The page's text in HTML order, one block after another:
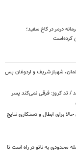
درمر در کاخ سفید؛
کرده‌است
شهباز شریف و اردوغان پس
/ تد کروز: فرقی نمی‌کند پسر
برای ابطال و دستکاری نتایج
محدودی به ناتو در راه است تا